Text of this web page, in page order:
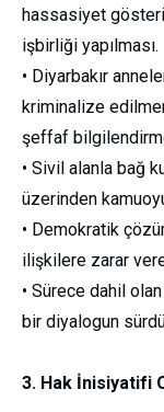
hassasiyet
işbirliği yapılması.
• Diyarbakır
kriminalize
şeffaf
• Sivil alanla bağ
üzerinden
• Demokratik
ilişkilere zarar
• Sürece dahil
bir diyalogun
3. Hak İnisiyatifi